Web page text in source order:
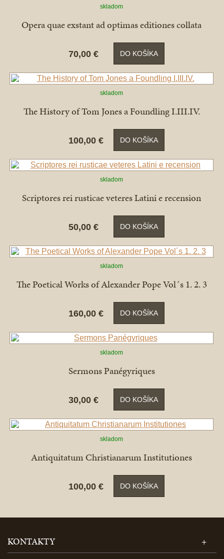
skladom
Opera quae exstant ad optimas editiones collata
70,00 € DO KOŠÍKA
skladom
The History of Tom Jones a Foundling I.III.IV.
100,00 € DO KOŠÍKA
skladom
Scriptores rei rusticae veteres Latini e recension
50,00 € DO KOŠÍKA
skladom
The Poetical Works of Alexander Pope Vol´s 1. 2. 3
160,00 € DO KOŠÍKA
skladom
Sermons Panégyriques
30,00 € DO KOŠÍKA
skladom
Antiquitatum Christianarum Institutiones
100,00 € DO KOŠÍKA
KONTAKTY